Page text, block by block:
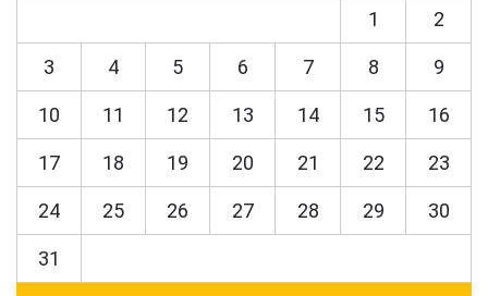
1 2
3 4 5 6 7 8 9
10 11 12 13 14 15 16
17 18 19 20 21 22 23
24 25 26 27 28 29 30
31